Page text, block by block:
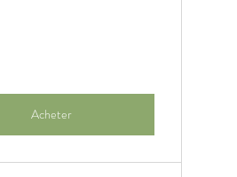
Acheter